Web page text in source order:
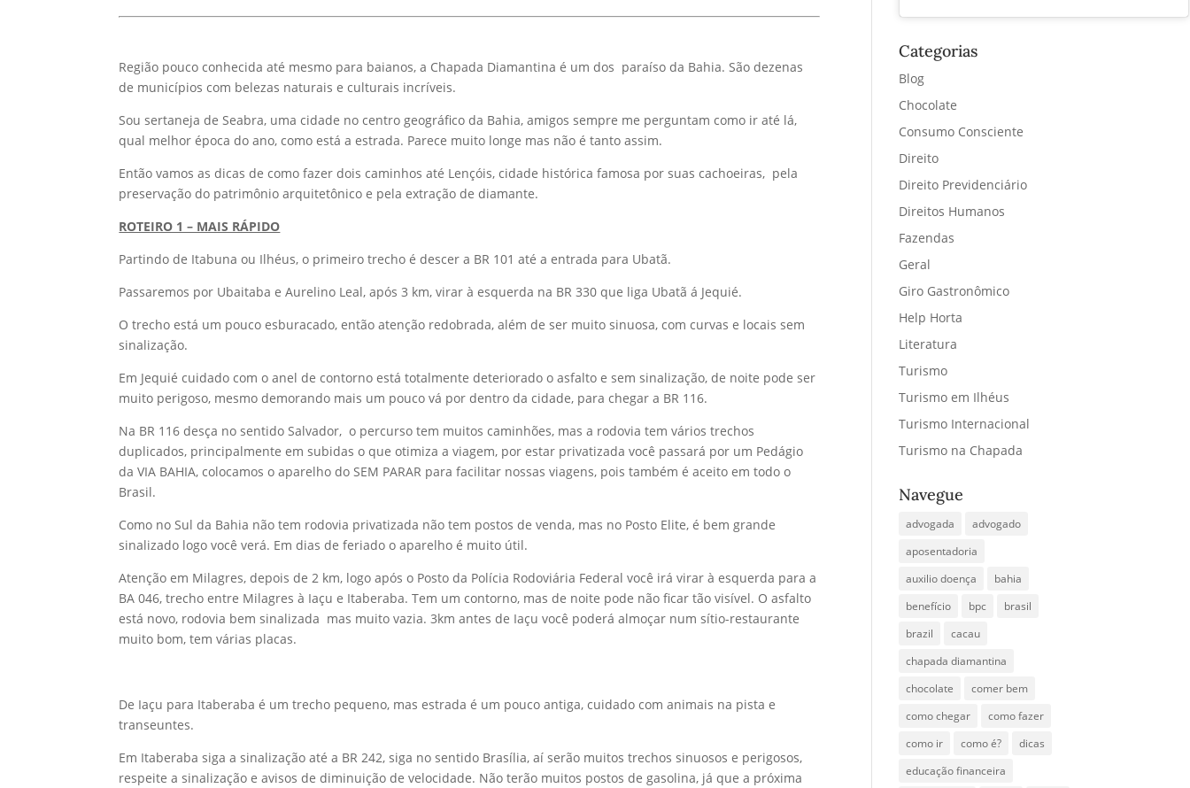
Região pouco conhecida até mesmo para baianos, a Chapada Diamantina é um dos paraíso da Bahia. São dezenas
de municípios com belezas naturais e culturais incríveis.
Sou sertaneja de Seabra, uma cidade no centro geográfico da Bahia, amigos sempre me perguntam como ir até lá,
qual melhor época do ano, como está a estrada. Parece muito longe mas não é tanto assim.
Então vamos as dicas de como fazer dois caminhos até Lençóis, cidade histórica famosa por suas cachoeiras, pela
preservação do patrimônio arquitetônico e pela extração de diamante.
ROTEIRO 1 – MAIS RÁPIDO
Partindo de Itabuna ou Ilhéus, o primeiro trecho é descer a BR 101 até a entrada para Ubatã.
Passaremos por Ubaitaba e Aurelino Leal, após 3 km, virar à esquerda na BR 330 que liga Ubatã á Jequié.
O trecho está um pouco esburacado, então atenção redobrada, além de ser muito sinuosa, com curvas e locais sem
sinalização.
Em Jequié cuidado com o anel de contorno está totalmente deteriorado o asfalto e sem sinalização, de noite pode ser
muito perigoso, mesmo demorando mais um pouco vá por dentro da cidade, para chegar a BR 116.
Na BR 116 desça no sentido Salvador, o percurso tem muitos caminhões, mas a rodovia tem vários trechos
duplicados, principalmente em subidas o que otimiza a viagem, por estar privatizada você passará por um Pedágio
da VIA BAHIA, colocamos o aparelho do SEM PARAR para facilitar nossas viagens, pois também é aceito em todo o
Brasil.
Como no Sul da Bahia não tem rodovia privatizada não tem postos de venda, mas no Posto Elite, é bem grande
sinalizado logo você verá. Em dias de feriado o aparelho é muito útil.
Atenção em Milagres, depois de 2 km, logo após o Posto da Polícia Rodoviária Federal você irá virar à esquerda para a
BA 046, trecho entre Milagres à Iaçu e Itaberaba. Tem um contorno, mas de noite pode não ficar tão visível. O asfalto
está novo, rodovia bem sinalizada mas muito vazia. 3km antes de Iaçu você poderá almoçar num sítio-restaurante
muito bom, tem várias placas.
De Iaçu para Itaberaba é um trecho pequeno, mas estrada é um pouco antiga, cuidado com animais na pista e
transeuntes.
Em Itaberaba siga a sinalização até a BR 242, siga no sentido Brasília, aí serão muitos trechos sinuosos e perigosos,
respeite a sinalização e avisos de diminuição de velocidade. Não terão muitos postos de gasolina, já que a próxima
Categorias
Blog
Chocolate
Consumo Consciente
Direito
Direito Previdenciário
Direitos Humanos
Fazendas
Geral
Giro Gastronômico
Help Horta
Literatura
Turismo
Turismo em Ilhéus
Turismo Internacional
Turismo na Chapada
Navegue
advogada
advogado
aposentadoria
auxilio doença
bahia
benefício
bpc
brasil
brazil
cacau
chapada diamantina
chocolate
comer bem
como chegar
como fazer
como ir
como é?
dicas
educação financeira